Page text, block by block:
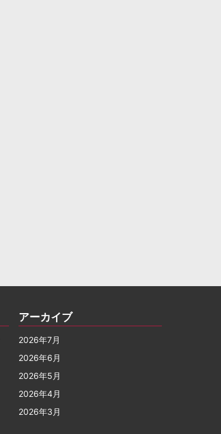
アーカイブ
2026年7月
2026年6月
2026年5月
2026年4月
2026年3月